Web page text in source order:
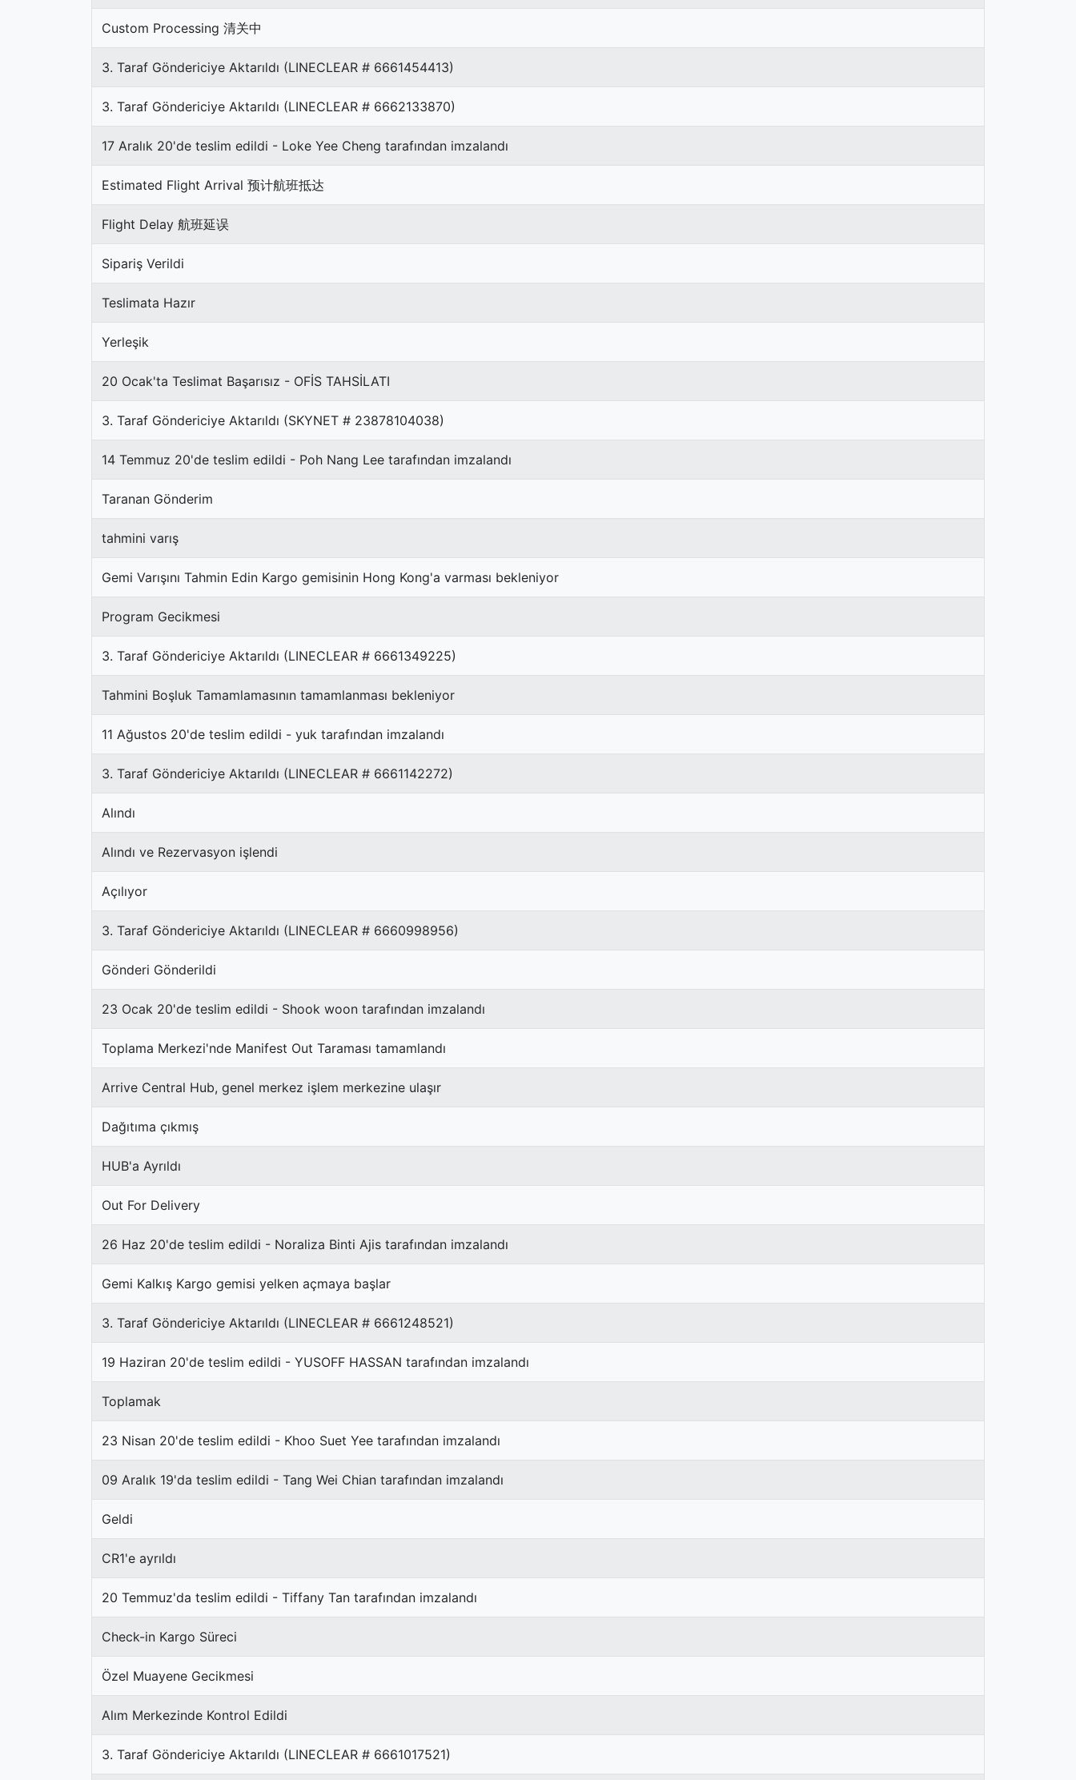
Custom Processing 清关中
3. Taraf Göndericiye Aktarıldı (LINECLEAR # 6661454413)
3. Taraf Göndericiye Aktarıldı (LINECLEAR # 6662133870)
17 Aralık 20'de teslim edildi - Loke Yee Cheng tarafından imzalandı
Estimated Flight Arrival 预计航班抵达
Flight Delay 航班延误
Sipariş Verildi
Teslimata Hazır
Yerleşik
20 Ocak'ta Teslimat Başarısız - OFİS TAHSİLATI
3. Taraf Göndericiye Aktarıldı (SKYNET # 23878104038)
14 Temmuz 20'de teslim edildi - Poh Nang Lee tarafından imzalandı
Taranan Gönderim
tahmini varış
Gemi Varışını Tahmin Edin Kargo gemisinin Hong Kong'a varması bekleniyor
Program Gecikmesi
3. Taraf Göndericiye Aktarıldı (LINECLEAR # 6661349225)
Tahmini Boşluk Tamamlamasının tamamlanması bekleniyor
11 Ağustos 20'de teslim edildi - yuk tarafından imzalandı
3. Taraf Göndericiye Aktarıldı (LINECLEAR # 6661142272)
Alındı
Alındı ​​ve Rezervasyon işlendi
Açılıyor
3. Taraf Göndericiye Aktarıldı (LINECLEAR # 6660998956)
Gönderi Gönderildi
23 Ocak 20'de teslim edildi - Shook woon tarafından imzalandı
Toplama Merkezi'nde Manifest Out Taraması tamamlandı
Arrive Central Hub, genel merkez işlem merkezine ulaşır
Dağıtıma çıkmış
HUB'a Ayrıldı
Out For Delivery
26 Haz 20'de teslim edildi - Noraliza Binti Ajis tarafından imzalandı
Gemi Kalkış Kargo gemisi yelken açmaya başlar
3. Taraf Göndericiye Aktarıldı (LINECLEAR # 6661248521)
19 Haziran 20'de teslim edildi - YUSOFF HASSAN tarafından imzalandı
Toplamak
23 Nisan 20'de teslim edildi - Khoo Suet Yee tarafından imzalandı
09 Aralık 19'da teslim edildi - Tang Wei Chian tarafından imzalandı
Geldi
CR1'e ayrıldı
20 Temmuz'da teslim edildi - Tiffany Tan tarafından imzalandı
Check-in Kargo Süreci
Özel Muayene Gecikmesi
Alım Merkezinde Kontrol Edildi
3. Taraf Göndericiye Aktarıldı (LINECLEAR # 6661017521)